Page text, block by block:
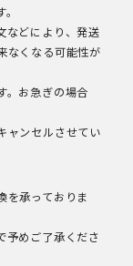
などにより、発送
なくなる可能性が
。お急ぎの場合
ャンセルさせてい
を承っておりま
予めご了承くださ